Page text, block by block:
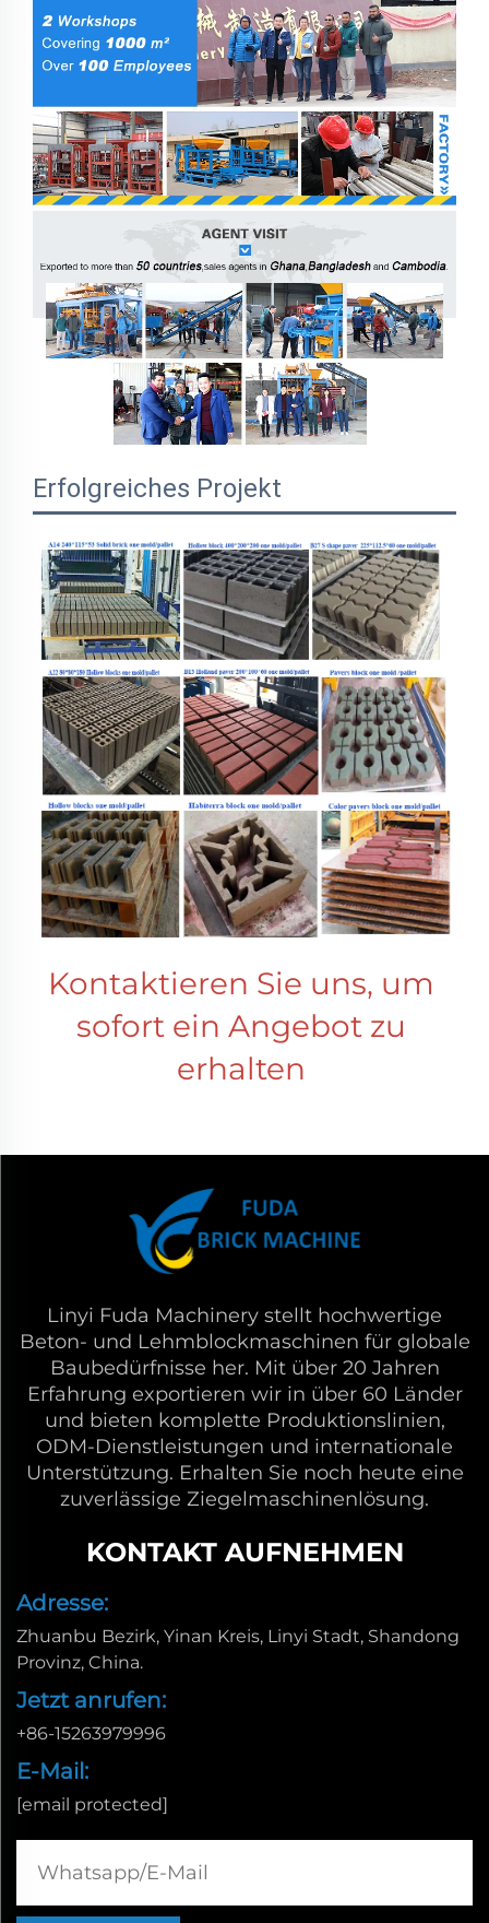
Erfolgreiches Projekt
Kontaktieren Sie uns, um
sofort ein Angebot zu
erhalten
Linyi Fuda Machinery stellt hochwertige
Beton- und Lehmblockmaschinen für globale
Baubedürfnisse her. Mit über 20 Jahren
Erfahrung exportieren wir in über 60 Länder
und bieten komplette Produktionslinien,
ODM-Dienstleistungen und internationale
Unterstützung. Erhalten Sie noch heute eine
zuverlässige Ziegelmaschinenlösung.
KONTAKT AUFNEHMEN
Adresse:
Zhuanbu Bezirk, Yinan Kreis, Linyi Stadt, Shandong
Provinz, China.
Jetzt anrufen:
+86-15263979996
E-Mail:
[email protected]